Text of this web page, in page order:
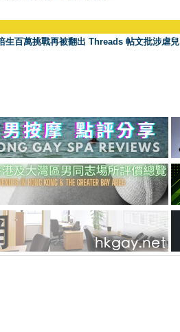
生百萬挑戰再被翻出 Threads 帖文批涉虐兒